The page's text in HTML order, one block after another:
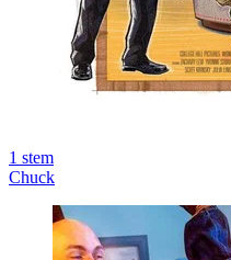
1 stem
Chuck